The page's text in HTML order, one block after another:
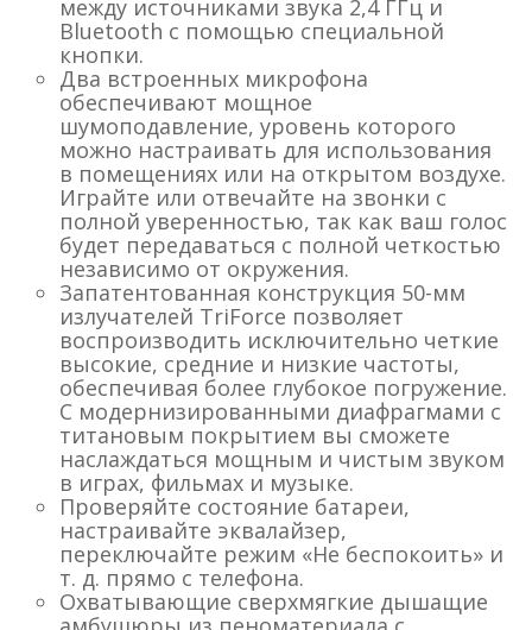
между источниками звука 2,4 ГГц и
Bluetooth с помощью специальной
кнопки.
Два встроенных микрофона
обеспечивают мощное
шумоподавление, уровень которого
можно настраивать для использования
в помещениях или на открытом воздухе.
Играйте или отвечайте на звонки с
полной уверенностью, так как ваш голос
будет передаваться с полной четкостью
независимо от окружения.
Запатентованная конструкция 50-мм
излучателей TriForce позволяет
воспроизводить исключительно четкие
высокие, средние и низкие частоты,
обеспечивая более глубокое погружение.
С модернизированными диафрагмами с
титановым покрытием вы сможете
наслаждаться мощным и чистым звуком
в играх, фильмах и музыке.
Проверяйте состояние батареи,
настраивайте эквалайзер,
переключайте режим «Не беспокоить» и
т. д. прямо с телефона.
Охватывающие сверхмягкие дышащие